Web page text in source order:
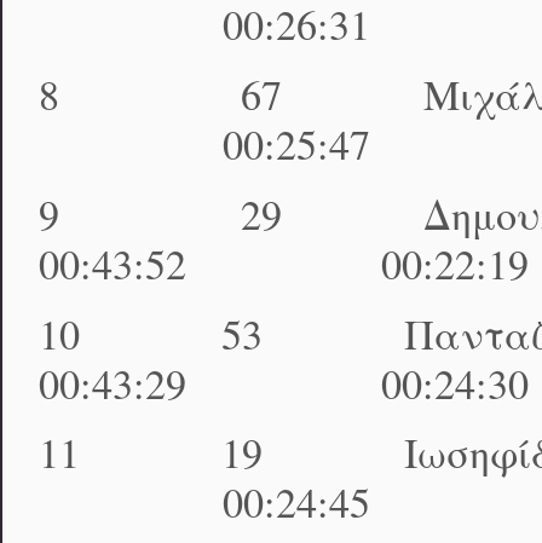
00:26:31
8 67 Μιχάλης
00:25:47
9 29
00:43:52
10 53
00:43:29
11 19 Ιωσηφίδης
00:24:45